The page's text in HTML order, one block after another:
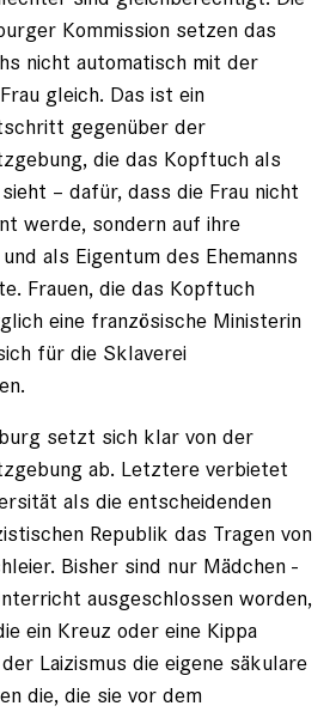
Kommission setzen das
nicht automatisch mit der
gleich. Das ist ein
gegenüber der
die das Kopftuch als
– dafür, dass die Frau nicht
werde, sondern auf ihre
als Eigentum des Ehemanns
Frauen, die das Kopftuch
eine französische ­Ministerin
für die Sklaverei
setzt sich klar von der
ab. Letztere verbietet
als die entscheidenden
Republik das Tragen von
Bisher sind nur Mädchen
ausge­schlossen worden,
ein Kreuz oder eine Kippa
Laizismus die eigene säkulare
die, die sie vor dem